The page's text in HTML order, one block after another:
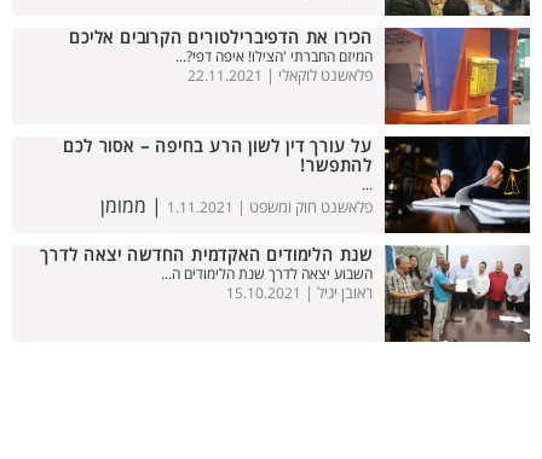
הכירו את הדפיברילטורים הקרובים אליכם
המיזם החברתי 'הצילו! איפה דפי?...
פלאשנט לוקאלי | 22.11.2021
על עורך דין לשון הרע בחיפה – אסור לכם
להתפשר!
...
פלאשנט חוק ומשפט | 1.11.2021 | ממומן
שנת הלימודים האקדמית החדשה יצאה לדרך
השבוע יצאה לדרך שנת הלימודים ה...
ראובן יגיל | 15.10.2021